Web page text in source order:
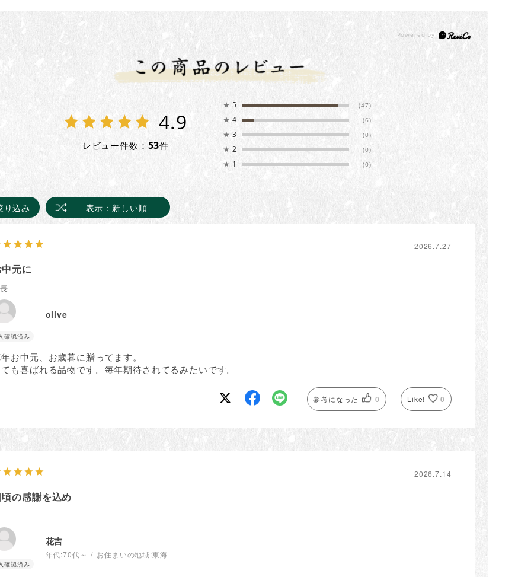
4.9
レビュー件数： 53件
★ 5 (47)
★ 4 (6)
★ 3 (0)
★ 2 (0)
★ 1 (0)
り込み 表示：新しい順
2026.7.27
元に
olive
お中元、お歳暮に贈ってます。
も喜ばれる品物です。毎年期待されてるみたいです。
参考になった 0 Like! 0
2026.7.14
の感謝を込め
花吉
年代:70代～ お住まいの地域:東海